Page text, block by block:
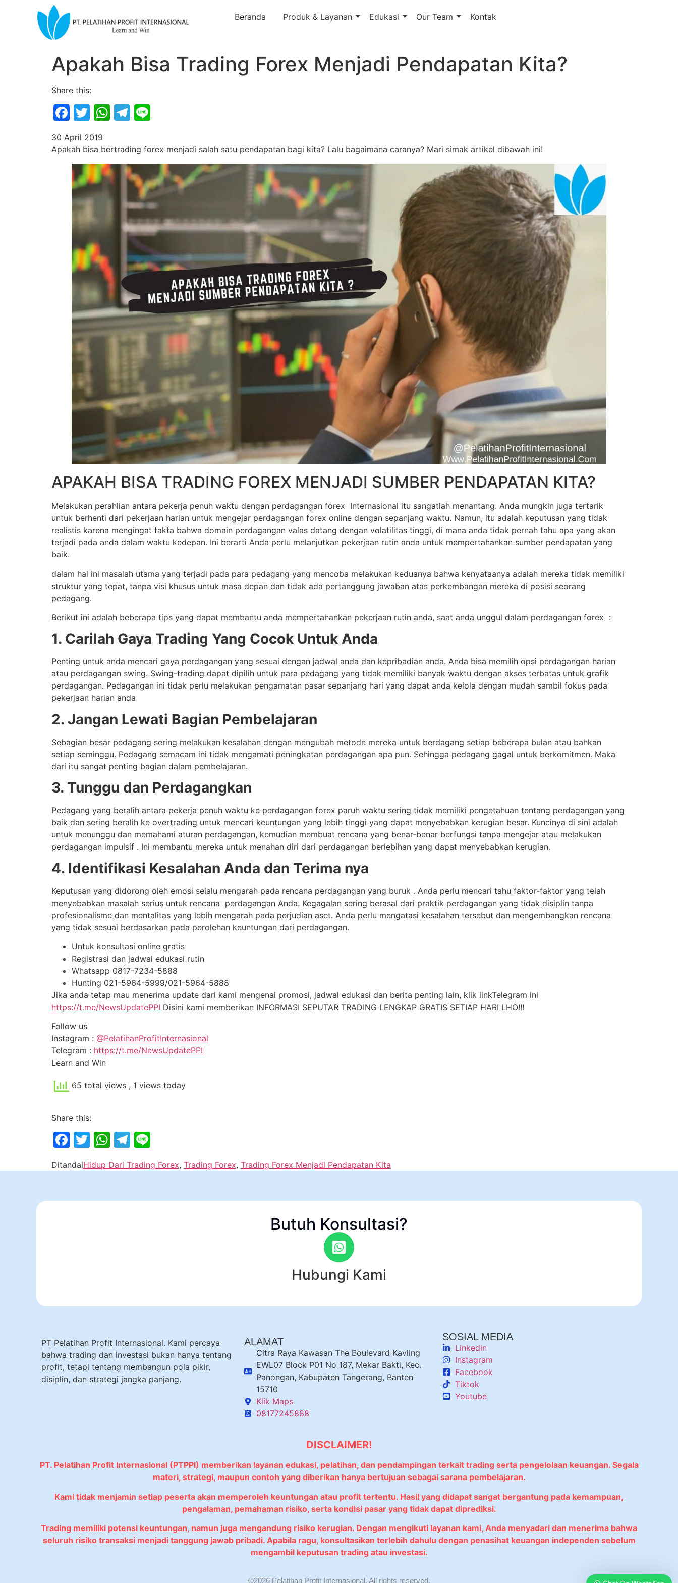
Beranda Produk & Layanan Edukasi Our Team Kontak
Apakah Bisa Trading Forex Menjadi Pendapatan Kita?
Share this:
Facebook
Twitter
WhatsApp
Telegram
30 April 2019
Apakah bisa bertrading forex menjadi salah satu pendapatan bagi kita? Lalu bagaimana caranya? Mari simak artikel dibawah ini!
APAKAH BISA TRADING FOREX MENJADI SUMBER PENDAPATAN KITA?
Melakukan perahlian antara pekerja penuh waktu dengan perdagangan forex Internasional itu sangatlah menantang. Anda mungkin juga tertarik
untuk berhenti dari pekerjaan harian untuk mengejar perdagangan forex online dengan sepanjang waktu. Namun, itu adalah keputusan yang tidak
realistis karena mengingat fakta bahwa domain perdagangan valas datang dengan volatilitas tinggi, di mana anda tidak pernah tahu apa yang akan
terjadi pada anda dalam waktu kedepan. Ini berarti Anda perlu melanjutkan pekerjaan rutin anda untuk mempertahankan sumber pendapatan yang
baik.
dalam hal ini masalah utama yang terjadi pada para pedagang yang mencoba melakukan keduanya bahwa kenyataanya adalah mereka tidak memiliki
struktur yang tepat, tanpa visi khusus untuk masa depan dan tidak ada pertanggung jawaban atas perkembangan mereka di posisi seorang
pedagang.
Berikut ini adalah beberapa tips yang dapat membantu anda mempertahankan pekerjaan rutin anda, saat anda unggul dalam perdagangan forex :
1. Carilah Gaya Trading Yang Cocok Untuk Anda
Penting untuk anda mencari gaya perdagangan yang sesuai dengan jadwal anda dan kepribadian anda. Anda bisa memilih opsi perdagangan harian
atau perdagangan swing. Swing-trading dapat dipilih untuk para pedagang yang tidak memiliki banyak waktu dengan akses terbatas untuk grafik
perdagangan. Pedagangan ini tidak perlu melakukan pengamatan pasar sepanjang hari yang dapat anda kelola dengan mudah sambil fokus pada
pekerjaan harian anda
2. Jangan Lewati Bagian Pembelajaran
Sebagian besar pedagang sering melakukan kesalahan dengan mengubah metode mereka untuk berdagang setiap beberapa bulan atau bahkan
setiap seminggu. Pedagang semacam ini tidak mengamati peningkatan perdagangan apa pun. Sehingga pedagang gagal untuk berkomitmen. Maka
dari itu sangat penting bagian dalam pembelajaran.
3. Tunggu dan Perdagangkan
Pedagang yang beralih antara pekerja penuh waktu ke perdagangan forex paruh waktu sering tidak memiliki pengetahuan tentang perdagangan yang
baik dan sering beralih ke overtrading untuk mencari keuntungan yang lebih tinggi yang dapat menyebabkan kerugian besar. Kuncinya di sini adalah
untuk menunggu dan memahami aturan perdagangan, kemudian membuat rencana yang benar-benar berfungsi tanpa mengejar atau melakukan
perdagangan impulsif . Ini membantu mereka untuk menahan diri dari perdagangan berlebihan yang dapat menyebabkan kerugian.
4. Identifikasi Kesalahan Anda dan Terima nya
Keputusan yang didorong oleh emosi selalu mengarah pada rencana perdagangan yang buruk . Anda perlu mencari tahu faktor-faktor yang telah
menyebabkan masalah serius untuk rencana perdagangan Anda. Kegagalan sering berasal dari praktik perdagangan yang tidak disiplin tanpa
profesionalisme dan mentalitas yang lebih mengarah pada perjudian aset. Anda perlu mengatasi kesalahan tersebut dan mengembangkan rencana
yang tidak sesuai berdasarkan pada perolehan keuntungan dari perdagangan.
Untuk konsultasi online gratis
Registrasi dan jadwal edukasi rutin
Whatsapp 0817-7234-5888
Hunting 021-5964-5999/021-5964-5888
Jika anda tetap mau menerima update dari kami mengenai promosi, jadwal edukasi dan berita penting lain, klik linkTelegram ini
https://t.me/NewsUpdatePPI Disini kami memberikan INFORMASI SEPUTAR TRADING LENGKAP GRATIS SETIAP HARI LHO!!!
Follow us
Instagram : @PelatihanProfitInternasional
Telegram : https://t.me/NewsUpdatePPI
Learn and Win
65 total views , 1 views today
Share this:
Facebook
Twitter
WhatsApp
Telegram
DitandaiHidup Dari Trading Forex, Trading Forex, Trading Forex Menjadi Pendapatan Kita
Butuh Konsultasi?
Hubungi Kami
PT Pelatihan Profit Internasional. Kami percaya
bahwa trading dan investasi bukan hanya tentang
profit, tetapi tentang membangun pola pikir,
disiplin, dan strategi jangka panjang.
ALAMAT
Citra Raya Kawasan The Boulevard Kavling
EWL07 Block P01 No 187, Mekar Bakti, Kec.
Panongan, Kabupaten Tangerang, Banten
15710
Klik Maps
08177245888
SOSIAL MEDIA
Linkedin
Instagram
Facebook
Tiktok
Youtube
DISCLAIMER!
PT. Pelatihan Profit Internasional (PTPPI) memberikan layanan edukasi, pelatihan, dan pendampingan terkait trading serta pengelolaan keuangan. Segala
materi, strategi, maupun contoh yang diberikan hanya bertujuan sebagai sarana pembelajaran.
Kami tidak menjamin setiap peserta akan memperoleh keuntungan atau profit tertentu. Hasil yang didapat sangat bergantung pada kemampuan,
pengalaman, pemahaman risiko, serta kondisi pasar yang tidak dapat diprediksi.
Trading memiliki potensi keuntungan, namun juga mengandung risiko kerugian. Dengan mengikuti layanan kami, Anda menyadari dan menerima bahwa
seluruh risiko transaksi menjadi tanggung jawab pribadi. Apabila ragu, konsultasikan terlebih dahulu dengan penasihat keuangan independen sebelum
mengambil keputusan trading atau investasi.
©2026 Pelatihan Profit Internasional. All rights reserved.